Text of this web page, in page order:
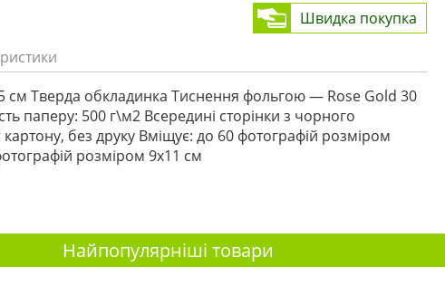
Швидка покупка
см Тверда обкладинка Тиснення фольгою — Rose Gold 30
паперу: 500 г\м2 Всередині сторінки з чорного
без друку Вміщує: до 60 фотографій розміром
розміром 9x11 см
Найпопулярніші товари